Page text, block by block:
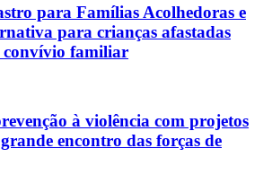
para Famílias Acolhedoras e
para crianças afastadas
convívio familiar
à violência com projetos
encontro das forças de